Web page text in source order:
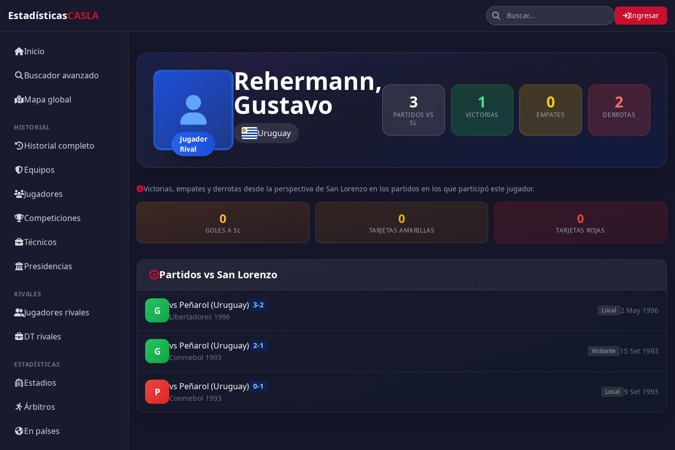
EstadísticasCASLA Ingresar
Inicio
Buscador avanzado
Mapa global
HISTORIAL
Historial completo
Equipos
Jugadores
Competiciones
Técnicos
Presidencias
RIVALES
Jugadores rivales
DT rivales
ESTADÍSTICAS
Estadios
Árbitros
En países
Jugador
Rival
Rehermann,
Gustavo
Uruguay
3
PARTIDOS VS
SL
1
VICTORIAS
0
EMPATES
2
DERROTAS
Victorias, empates y derrotas desde la perspectiva de San Lorenzo en los partidos en los que participó este jugador.
0
GOLES A SL
0
TARJETAS AMARILLAS
0
TARJETAS ROJAS
Partidos vs San Lorenzo
G vs Peñarol (Uruguay) 3-2
Libertadores 1996
Local 2 May 1996
G vs Peñarol (Uruguay) 2-1
Conmebol 1993
Visitante 15 Set 1993
P vs Peñarol (Uruguay) 0-1
Conmebol 1993
Local 9 Set 1993